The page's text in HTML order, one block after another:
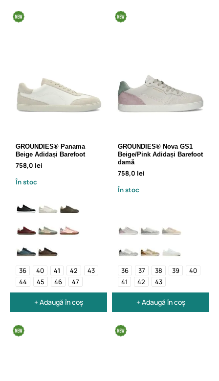
GROUNDIES® Panama
Beige Adidași Barefoot
758,0 lei
În stoc
36 40 41 42
43
44
45 46 47
+ Adaugă în coș
GROUNDIES® Nova GS1
Beige/Pink Adidași Barefoot
damă
758,0 lei
În stoc
36 37 38 39
40
41
42 43
+ Adaugă în coș